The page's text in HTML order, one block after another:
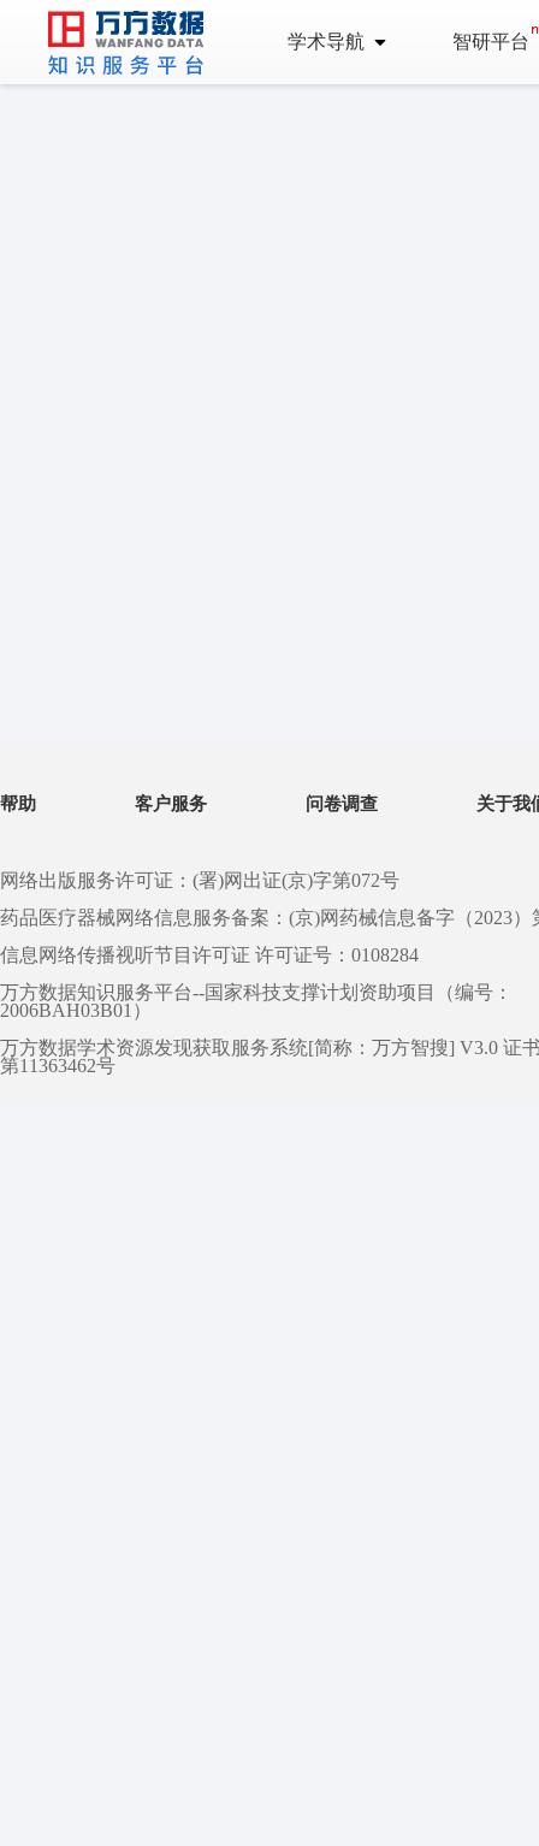
学术导航 智研平台
帮助 客户服务 问卷调查 关于我
网络出版服务许可证：(署)网出证(京)字第072号
药品医疗器械网络信息服务备案：(京)网药械信息备字（2023）
信息网络传播视听节目许可证 许可证号：0108284
万方数据知识服务平台--国家科技支撑计划资助项目（编号：
2006BAH03B01）
万方数据学术资源发现获取服务系统[简称：万方智搜] V3.0 证
第11363462号